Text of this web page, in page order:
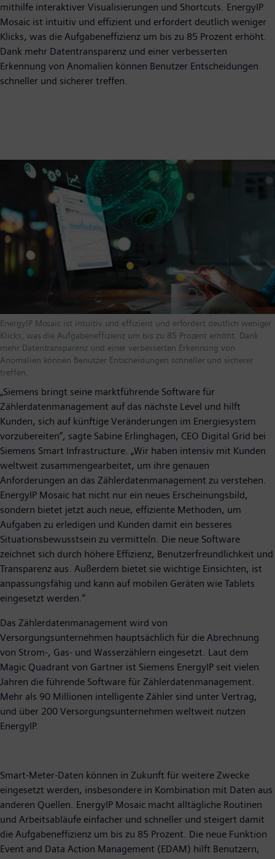
mithilfe interaktiver Visualisierungen und Shortcuts. EnergyIP
Mosaic ist intuitiv und effizient und erfordert deutlich weniger
Klicks, was die Aufgabeneffizienz um bis zu 85 Prozent erhöht.
Dank mehr Datentransparenz und einer verbesserten
Erkennung von Anomalien können Benutzer Entscheidungen
schneller und sicherer treffen.
EnergyIP Mosaic ist intuitiv und effizient und erfordert deutlich weniger
Klicks, was die Aufgabeneffizienz um bis zu 85 Prozent erhöht. Dank
mehr Datentransparenz und einer verbesserten Erkennung von
Anomalien können Benutzer Entscheidungen schneller und sicherer
treffen.
„Siemens bringt seine marktführende Software für
Zählerdatenmanagement auf das nächste Level und hilft
Kunden, sich auf künftige Veränderungen im Energiesystem
vorzubereiten“, sagte Sabine Erlinghagen, CEO Digital Grid bei
Siemens Smart Infrastructure. „Wir haben intensiv mit Kunden
weltweit zusammengearbeitet, um ihre genauen
Anforderungen an das Zählerdatenmanagement zu verstehen.
EnergyIP Mosaic hat nicht nur ein neues Erscheinungsbild,
sondern bietet jetzt auch neue, effiziente Methoden, um
Aufgaben zu erledigen und Kunden damit ein besseres
Situationsbewusstsein zu vermitteln. Die neue Software
zeichnet sich durch höhere Effizienz, Benutzerfreundlichkeit und
Transparenz aus. Außerdem bietet sie wichtige Einsichten, ist
anpassungsfähig und kann auf mobilen Geräten wie Tablets
eingesetzt werden.“
Das Zählerdatenmanagement wird von
Versorgungsunternehmen hauptsächlich für die Abrechnung
von Strom-, Gas- und Wasserzählern eingesetzt. Laut dem
Magic Quadrant von Gartner ist Siemens EnergyIP seit vielen
Jahren die führende Software für Zählerdatenmanagement.
Mehr als 90 Millionen intelligente Zähler sind unter Vertrag,
und über 200 Versorgungsunternehmen weltweit nutzen
EnergyIP.
Smart-Meter-Daten können in Zukunft für weitere Zwecke
eingesetzt werden, insbesondere in Kombination mit Daten aus
anderen Quellen. EnergyIP Mosaic macht alltägliche Routinen
und Arbeitsabläufe einfacher und schneller und steigert damit
die Aufgabeneffizienz um bis zu 85 Prozent. Die neue Funktion
Event and Data Action Management (EDAM) hilft Benutzern,